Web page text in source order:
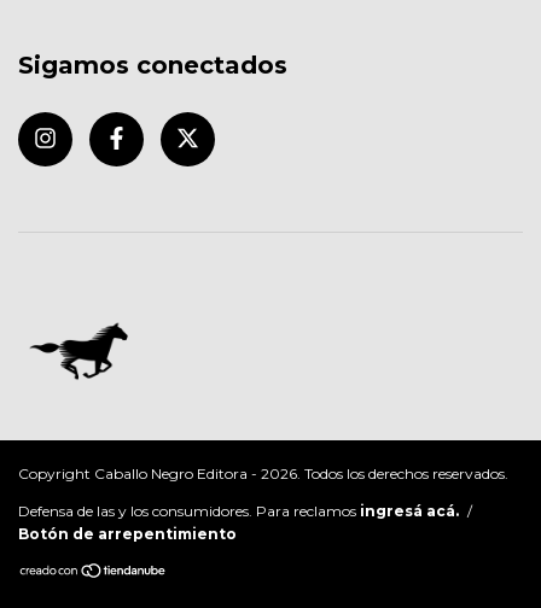
Sigamos conectados
Copyright Caballo Negro Editora - 2026. Todos los derechos reservados.
Defensa de las y los consumidores. Para reclamos ingresá acá. /
Botón de arrepentimiento